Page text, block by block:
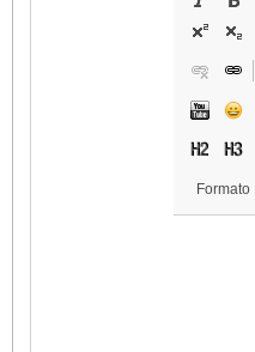
Formato